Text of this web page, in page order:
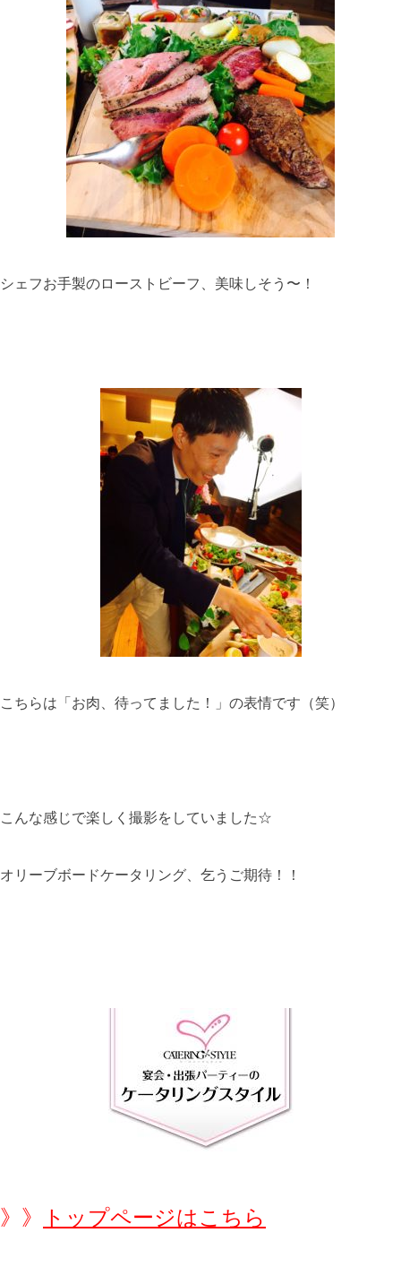
シェフお手製のローストビーフ、美味しそう〜！
こちらは「お肉、待ってました！」の表情です（笑）
こんな感じで楽しく撮影をしていました☆
オリーブボードケータリング、乞うご期待！！
》》 トップページはこちら